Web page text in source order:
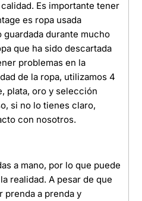
Es importante tener
es ropa usada
guardada durante mucho
que ha sido descartada
problemas en la
de la ropa, utilizamos 4
plata, oro y selección
si no lo tienes claro,
con nosotros.
a mano, por lo que puede
realidad. A pesar de que
prenda a prenda y